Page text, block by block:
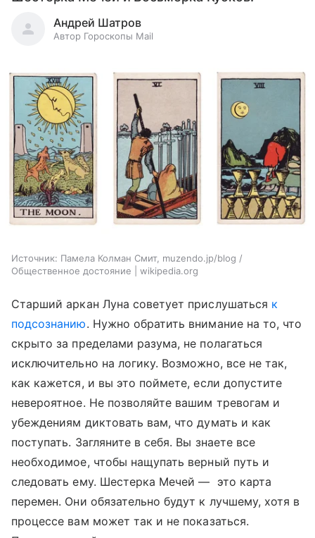
Андрей Шатров
Автор Гороскопы Mail
Источник: Памела Колман Смит, muzendo.jp/blog /
Общественное достояние | wikipedia.org
Старший аркан Луна советует прислушаться к
подсознанию. Нужно обратить внимание на то, что
скрыто за пределами разума, не полагаться
исключительно на логику. Возможно, все не так,
как кажется, и вы это поймете, если допустите
невероятное. Не позволяйте вашим тревогам и
убеждениям диктовать вам, что думать и как
поступать. Загляните в себя. Вы знаете все
необходимое, чтобы нащупать верный путь и
следовать ему. Шестерка Мечей — это карта
перемен. Они обязательно будут к лучшему, хотя в
процессе вам может так и не показаться.